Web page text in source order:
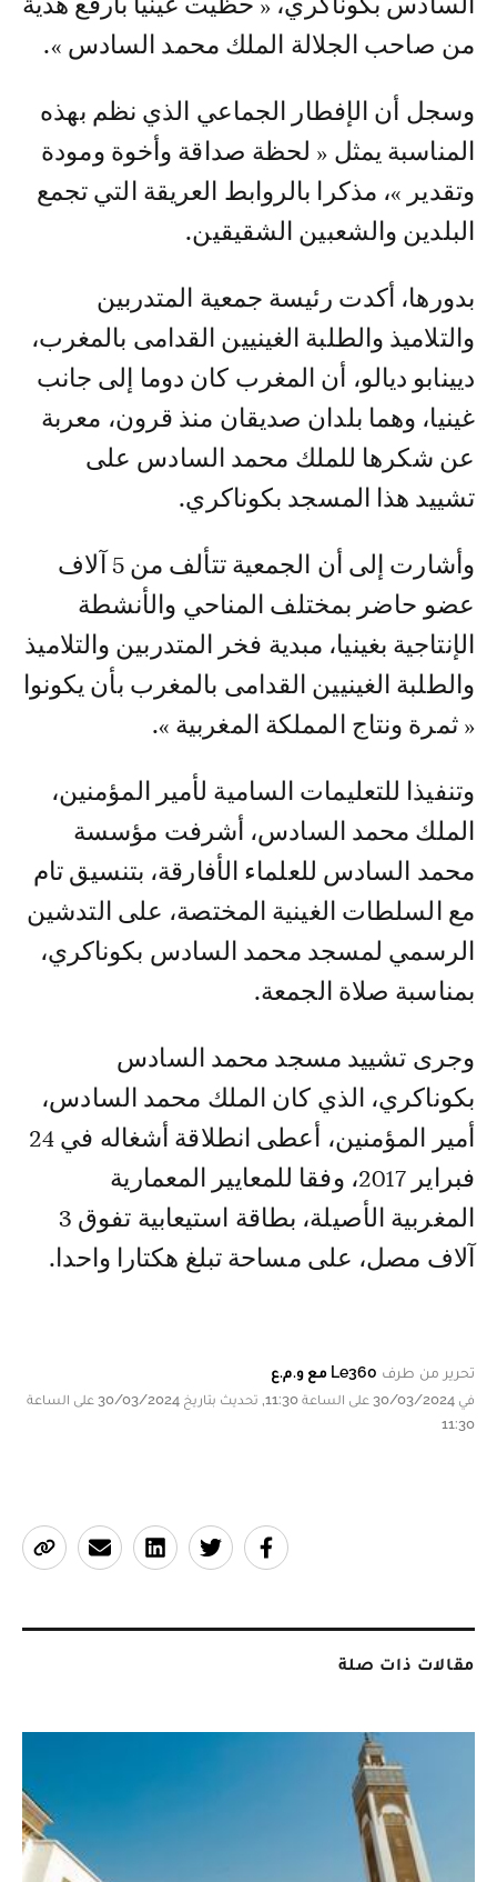
السادس بكوناكري، « حظيت غينيا بأرفع هدية
من صاحب الجلالة الملك محمد السادس ».
وسجل أن الإفطار الجماعي الذي نظم بهذه
المناسبة يمثل « لحظة صداقة وأخوة ومودة
وتقدير »، مذكرا بالروابط العريقة التي تجمع
البلدين والشعبين الشقيقين.
بدورها، أكدت رئيسة جمعية المتدربين
والتلاميذ والطلبة الغينيين القدامى بالمغرب،
ديينابو ديالو، أن المغرب كان دوما إلى جانب
غينيا، وهما بلدان صديقان منذ قرون، معربة
عن شكرها للملك محمد السادس على
تشييد هذا المسجد بكوناكري.
وأشارت إلى أن الجمعية تتألف من 5 آلاف
عضو حاضر بمختلف المناحي والأنشطة
الإنتاجية بغينيا، مبدية فخر المتدربين والتلاميذ
والطلبة الغينيين القدامى بالمغرب بأن يكونوا
« ثمرة ونتاج المملكة المغربية ».
وتنفيذا للتعليمات السامية لأمير المؤمنين،
الملك محمد السادس، أشرفت مؤسسة
محمد السادس للعلماء الأفارقة، بتنسيق تام
مع السلطات الغينية المختصة، على التدشين
الرسمي لمسجد محمد السادس بكوناكري،
بمناسبة صلاة الجمعة.
وجرى تشييد مسجد محمد السادس
بكوناكري، الذي كان الملك محمد السادس،
أمير المؤمنين، أعطى انطلاقة أشغاله في 24
فبراير 2017، وفقا للمعايير المعمارية
المغربية الأصيلة، بطاقة استيعابية تفوق 3
آلاف مصل، على مساحة تبلغ هكتارا واحدا.
تحرير من طرف Le360 مع و.م.ع
في 30/03/2024 على الساعة 11:30, تحديث بتاريخ 30/03/2024 على الساعة
11:30
مقالات ذات صلة